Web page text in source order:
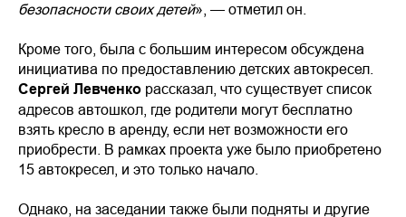
безопасности своих детей», — отметил он.
Кроме того, была с большим интересом обсуждена
инициатива по предоставлению детских автокресел.
Сергей Левченко рассказал, что существует список
адресов автошкол, где родители могут бесплатно
взять кресло в аренду, если нет возможности его
приобрести. В рамках проекта уже было приобретено
15 автокресел, и это только начало.
Однако, на заседании также были подняты и другие